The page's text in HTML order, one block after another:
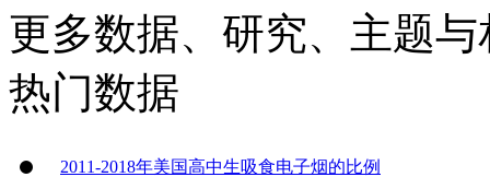
更多数据、研究、主题
热门数据
2011-2018年美国高中生吸食电子烟的比例